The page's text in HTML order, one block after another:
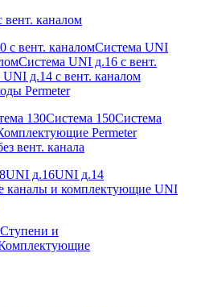
каналом
с вент. каналомСистема UNI
Система UNI д.16 с вент.
д.14 с вент. каналом
Permeter
130Система 150Система
Permeter
вент. канала
UNI д.16UNI д.14
каналы и комплектующие UNI
Ступени и